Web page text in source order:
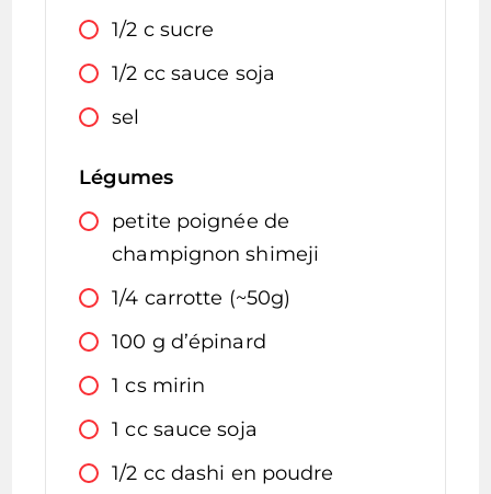
1/2 c sucre
1/2 cc sauce soja
sel
Légumes
petite poignée de
champignon shimeji
1/4 carrotte (~50g)
100 g d’épinard
1 cs mirin
1 cc sauce soja
1/2 cc dashi en poudre